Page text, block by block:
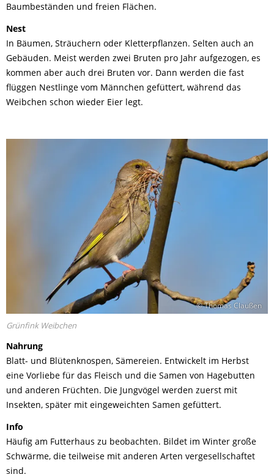
Baumbeständen und freien Flächen.
Nest
In Bäumen, Sträuchern oder Kletterpflanzen. Selten auch an
Gebäuden. Meist werden zwei Bruten pro Jahr aufgezogen, es
kommen aber auch drei Bruten vor. Dann werden die fast
flüggen Nestlinge vom Männchen gefüttert, während das
Weibchen schon wieder Eier legt.
© Thomas Claußen
Grünfink Weibchen
Nahrung
Blatt- und Blütenknospen, Sämereien. Entwickelt im Herbst
eine Vorliebe für das Fleisch und die Samen von Hagebutten
und anderen Früchten. Die Jungvögel werden zuerst mit
Insekten, später mit eingeweichten Samen gefüttert.
Info
Häufig am Futterhaus zu beobachten. Bildet im Winter große
Schwärme, die teilweise mit anderen Arten vergesellschaftet
sind.